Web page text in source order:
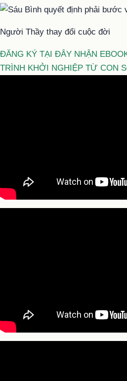
Người Thầy thay đổi cuộc đời
ĐĂNG KÝ TẠI ĐÂY NHẬN
TRÌNH KHỞI NGHIỆP TỪ CON